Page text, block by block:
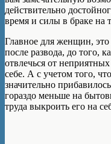
действительно
время и силы в браке на
Главное для женщин, это
после развода, до того,
отвлечься от
себе. А с учетом того,
значительно
гораздо меньше на
труда выкроить его на